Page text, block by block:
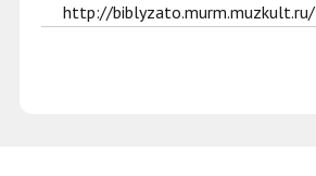
http://biblyzato.murm.muzkult.ru/